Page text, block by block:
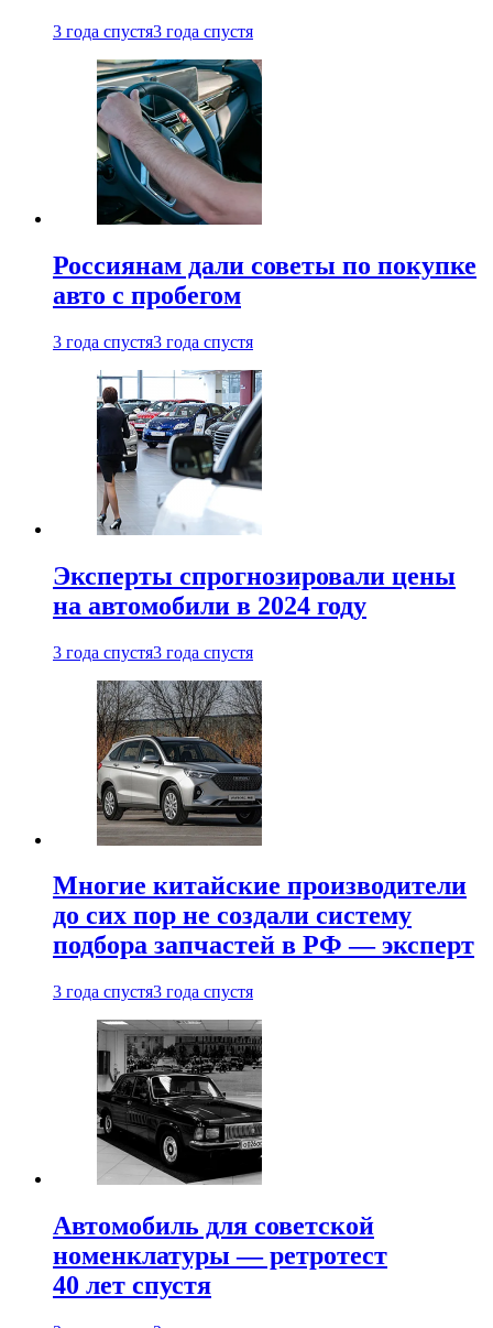
3 года спустя3 года спустя
Россиянам дали советы по покупке
авто с пробегом
3 года спустя3 года спустя
Эксперты спрогнозировали цены
на автомобили в 2024 году
3 года спустя3 года спустя
Многие китайские производители
до сих пор не создали систему
подбора запчастей в РФ — эксперт
3 года спустя3 года спустя
Автомобиль для советской
номенклатуры — ретротест
40 лет спустя